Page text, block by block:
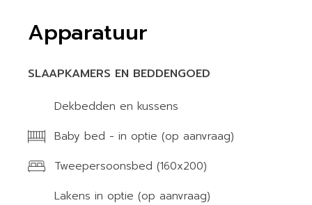
Apparatuur
SLAAPKAMERS EN BEDDENGOED
Dekbedden en kussens
Baby bed - in optie (op aanvraag)
Tweepersoonsbed (160x200)
Lakens in optie (op aanvraag)